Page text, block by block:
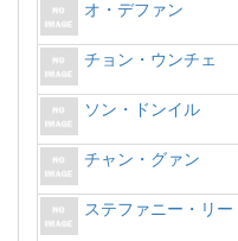
オ・デファン
チョン・ウンチェ
ソン・ドンイル
チャン・グァン
ステファニー・リー